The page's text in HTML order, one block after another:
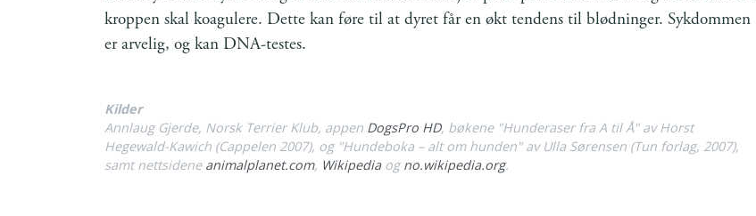
kroppen skal koagulere. Dette kan føre til at dyret får en økt tendens til blødninger. Sykdommen
er arvelig, og kan DNA-testes.
Kilder
Annlaug Gjerde, Norsk Terrier Klub, appen DogsPro HD, bøkene "Hunderaser fra A til Å"av Horst
Hegewald-Kawich (Cappelen 2007), og "Hundeboka – alt om hunden"av Ulla Sørensen (Tun forlag, 2007),
samt nettsidene animalplanet.com, Wikipediaog no.wikipedia.org.